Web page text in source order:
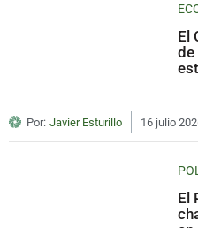
El
de
Por: Javier Esturillo 16 julio
El